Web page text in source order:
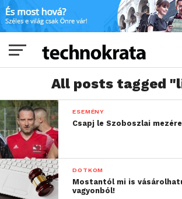
All posts tagged
ESEMÉNY
Csapj le Szoboszlai
DOTKOM
Mostantól mi is
vagyonból!